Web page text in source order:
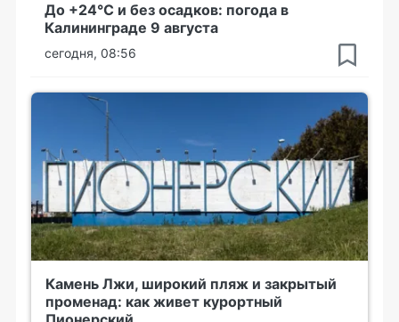
До +24°С и без осадков: погода в
Калининграде 9 августа
сегодня, 08:56
Камень Лжи, широкий пляж и закрытый
променад: как живет курортный